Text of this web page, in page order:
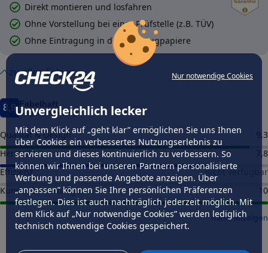
Nur notwendige Cookies
Unvergleichlich lecker
Mit dem Klick auf „geht klar” ermöglichen Sie uns Ihnen
über Cookies ein verbessertes Nutzungserlebnis zu
servieren und dieses kontinuierlich zu verbessern. So
können wir Ihnen bei unseren Partnern personalisierte
Werbung und passende Angebote anzeigen. Über
„anpassen” können Sie Ihre persönlichen Präferenzen
festlegen. Dies ist auch nachträglich jederzeit möglich. Mit
dem Klick auf „Nur notwendige Cookies” werden lediglich
technisch notwendige Cookies gespeichert.
Direkt montieren und losfahren
Ohne Vorstellung bei einer Prüfstelle (z.B. TÜV)
Ohne Eintragung in die Fahrzeugpapiere
zu allen Felgen
8,9
Felgenbewertung
Qualität & Design
9,3
Hersteller
7,8
Effizienz
nicht verfügbar
Kundenbewertungen
10
mehr anzeigen